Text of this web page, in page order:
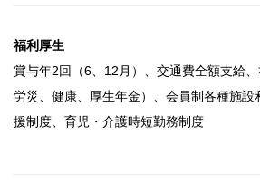
福利厚生
賞与年2回（6、12月）、交通費全額支給、
労災、健康、厚生年金）、会員制各種施設
援制度、育児・介護時短勤務制度